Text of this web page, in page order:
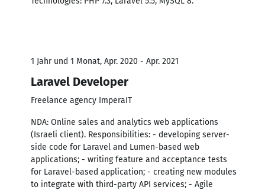
1 Jahr und 1 Monat, Apr. 2020 - Apr. 2021
Laravel Developer
Freelance agency ImperaIT
NDA: Online sales and analytics web applications
(Israeli client). Responsibilities: - developing server-
side code for Laravel and Lumen-based web
applications; - writing feature and acceptance tests
for Laravel-based application; - creating new modules
to integrate with third-party API services; - Agile